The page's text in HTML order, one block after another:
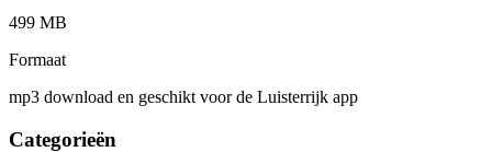
499 MB
Formaat
mp3 download en geschikt voor de Luisterrijk app
Categorieën